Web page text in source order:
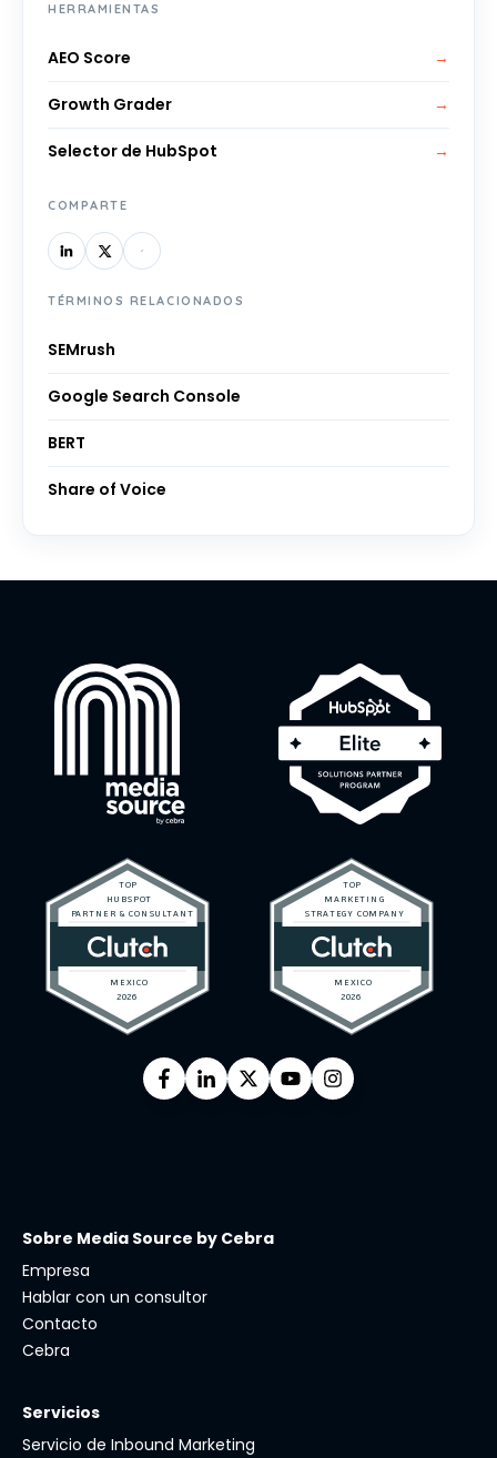
HERRAMIENTAS
AEO Score →
Growth Grader →
Selector de HubSpot →
COMPARTE
TÉRMINOS RELACIONADOS
SEMrush
Google Search Console
BERT
Share of Voice
Sobre Media Source by Cebra
Empresa
Hablar con un consultor
Contacto
Cebra
Servicios
Servicio de Inbound Marketing